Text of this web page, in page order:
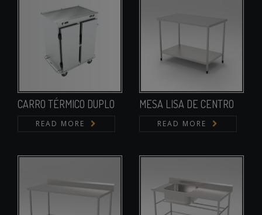
CARRO TÉRMICO DUPLO
READ MORE
MESA LISA DE CENTRO
READ MORE